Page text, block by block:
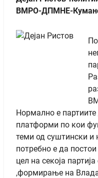
ВМРО-ДПМНЕ-
Нормално е
платформи по кои
теми од суштински и
потребно е да
цел на секоја
,формирање на